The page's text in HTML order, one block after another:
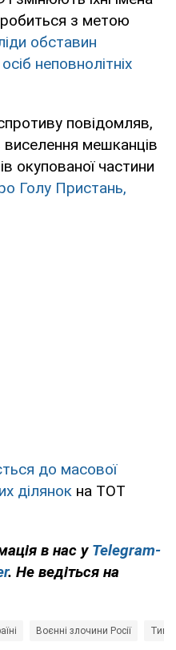
з метою
обставин
неповнолітніх
повідомляв,
мешканців
окупованої частини
Голу Пристань,
до масової
ділянок на ТОТ
в нас у Telegram-
. Не ведіться на
Воєнні злочини Росії